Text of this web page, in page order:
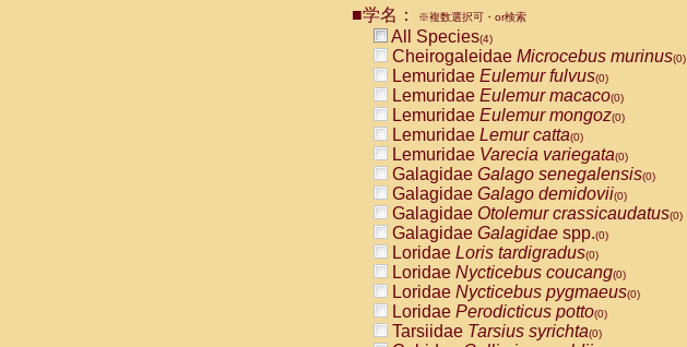
■学名： ※複数選択可・or検索
All Species(4)
Cheirogaleidae Microcebus murinus(0)
Lemuridae Eulemur fulvus(0)
Lemuridae Eulemur macaco(0)
Lemuridae Eulemur mongoz(0)
Lemuridae Lemur catta(0)
Lemuridae Varecia variegata(0)
Galagidae Galago senegalensis(0)
Galagidae Galago demidovii(0)
Galagidae Otolemur crassicaudatus(0)
Galagidae Galagidae spp.(0)
Loridae Loris tardigradus(0)
Loridae Nycticebus coucang(0)
Loridae Nycticebus pygmaeus(0)
Loridae Perodicticus potto(0)
Tarsiidae Tarsius syrichta(0)